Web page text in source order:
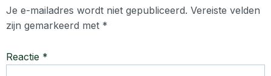
Je e-mailadres wordt niet gepubliceerd. Vereiste velden
zijn gemarkeerd met *
Reactie *